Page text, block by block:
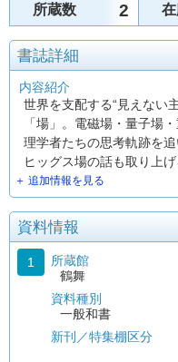
所蔵数 2
書誌詳細
内容紹介
世界を支配する“見えない
「場」。電磁場・量子場
理学者たちの思考軌跡を
ヒッグス場の話も取り上げ
＋ 追加情報を見る
資料情報
1
所蔵館
鶴舞
資料種別
一般和書
新刊／特集棚区分